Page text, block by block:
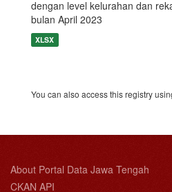
dengan level kelurahan dan
bulan April 2023
XLSX
You can also access this registry
About Portal Data Jawa Tengah
CKAN API